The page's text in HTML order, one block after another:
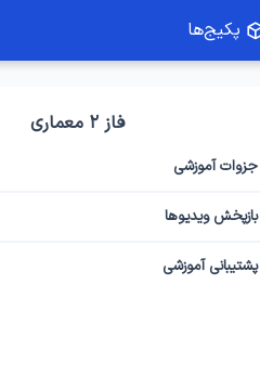
پکیج‌ها
فاز ۲ معماری
جزوات آموزشی
بازپخش ویدیوها
پشتیبانی آموزشی